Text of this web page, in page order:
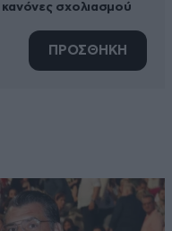
σχολιασμού
ΠΡΟΣΘΗΚΗ